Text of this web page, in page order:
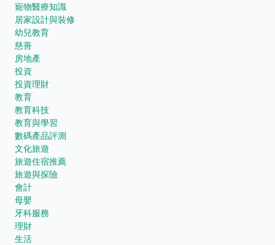
寵物醫療知識
居家設計與裝修
幼兒教育
慈善
房地產
投資
投資理財
教育
教育科技
教育與學習
數碼產品評測
文化旅遊
旅遊住宿推薦
旅遊與探險
會計
母嬰
牙科服務
理財
生活